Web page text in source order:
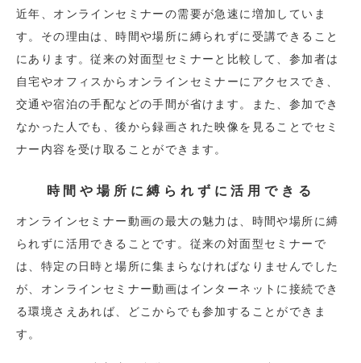
近年、オンラインセミナーの需要が急速に増加していま
す。その理由は、時間や場所に縛られずに受講できること
にあります。従来の対面型セミナーと比較して、参加者は
自宅やオフィスからオンラインセミナーにアクセスでき、
交通や宿泊の手配などの手間が省けます。また、参加でき
なかった人でも、後から録画された映像を見ることでセミ
ナー内容を受け取ることができます。
時間や場所に縛られずに活用できる
オンラインセミナー動画の最大の魅力は、時間や場所に縛
られずに活用できることです。従来の対面型セミナーで
は、特定の日時と場所に集まらなければなりませんでした
が、オンラインセミナー動画はインターネットに接続でき
る環境さえあれば、どこからでも参加することができま
す。